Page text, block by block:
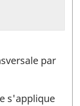
par
s'applique